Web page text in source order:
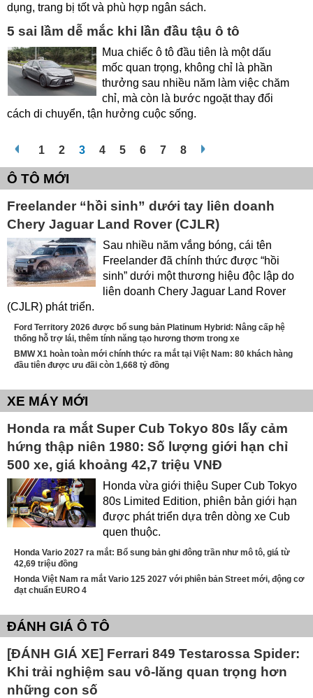
dụng, trang bị tốt và phù hợp ngân sách.
5 sai lầm dễ mắc khi lần đầu tậu ô tô
Mua chiếc ô tô đầu tiên là một dấu
mốc quan trọng, không chỉ là phần
thưởng sau nhiều năm làm việc chăm
chỉ, mà còn là bước ngoặt thay đổi
cách di chuyển, tận hưởng cuộc sống.
1 2 3 4 5 6 7 8
Ô TÔ MỚI
Freelander “hồi sinh” dưới tay liên doanh
Chery Jaguar Land Rover (CJLR)
Sau nhiều năm vắng bóng, cái tên
Freelander đã chính thức được “hồi
sinh” dưới một thương hiệu độc lập do
liên doanh Chery Jaguar Land Rover
(CJLR) phát triển.
Ford Territory 2026 được bổ sung bản Platinum Hybrid: Nâng cấp hệ
thống hỗ trợ lái, thêm tính năng tạo hương thơm trong xe
BMW X1 hoàn toàn mới chính thức ra mắt tại Việt Nam: 80 khách hàng
đầu tiên được ưu đãi còn 1,668 tỷ đồng
XE MÁY MỚI
Honda ra mắt Super Cub Tokyo 80s lấy cảm
hứng thập niên 1980: Số lượng giới hạn chỉ
500 xe, giá khoảng 42,7 triệu VNĐ
Honda vừa giới thiệu Super Cub Tokyo
80s Limited Edition, phiên bản giới hạn
được phát triển dựa trên dòng xe Cub
quen thuộc.
Honda Vario 2027 ra mắt: Bổ sung bản ghi đông trần như mô tô, giá từ
42,69 triệu đồng
Honda Việt Nam ra mắt Vario 125 2027 với phiên bản Street mới, động cơ
đạt chuẩn EURO 4
ĐÁNH GIÁ Ô TÔ
[ĐÁNH GIÁ XE] Ferrari 849 Testarossa Spider:
Khi trải nghiệm sau vô-lăng quan trọng hơn
những con số